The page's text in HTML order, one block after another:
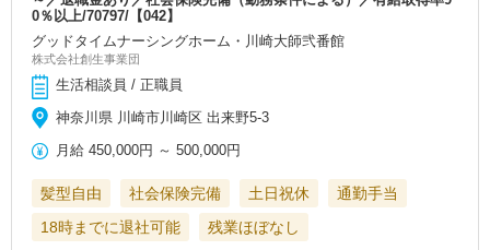
0％以上/70797/【042】
グッドタイムナーシングホーム・川崎大師弐番館
株式会社創生事業団
生活相談員 / 正職員
神奈川県 川崎市川崎区 出来野5-3
月給 450,000円 ～500,000円
髪型自由 社会保険完備 土日祝休
通勤手当
18時までに退社可能
残業ほぼなし